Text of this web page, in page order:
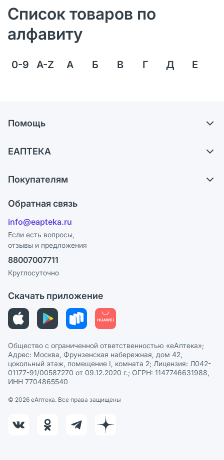
Список товаров по
алфавиту
0-9 A-Z А Б В Г Д Е
Помощь
Самовывоз из аптек
Ответы на вопросы
Блог
ЕАПТЕКА
Карьера
Поставщики
Лицензия
Реклама на сайте
Ваши товары на ЕАПТЕКЕ
Покупателям
Программа СберСпасибо
Политика конфиденциальности
Пользовательское соглашение
Политика рекомендаций
Этика и соответствие
Политика в отношении обработки персональных данных
Обратная связь
info@eapteka.ru
Если есть вопросы,
отзывы и предложения
88007007711
Круглосуточно
Скачать приложение
Общество с ограниченной ответственностью «еАптека»;
Адрес: Москва, Фрунзенская набережная, дом 42,
цокольный этаж, помещение I, комната 2; Лицензия: Л042-
01177-91/00587270 от 09.12.2020 г.; ОГРН: 1147746631988,
ИНН 7704865540
© 2026 eАптека. Все права защищены